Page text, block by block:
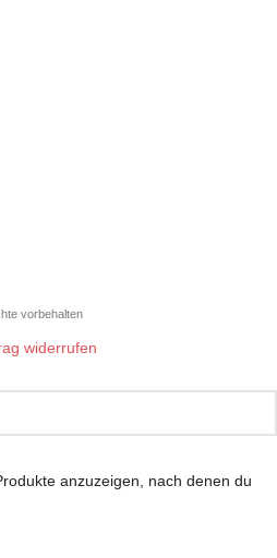
vorbehalten
anzuzeigen, nach denen du
widerrufen